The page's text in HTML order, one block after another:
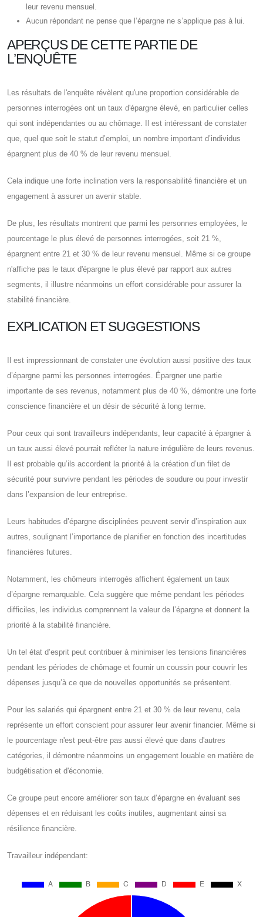
leur revenu mensuel.
Aucun répondant ne pense que l’épargne ne s’applique pas à lui.
APERÇUS DE CETTE PARTIE DE
L’ENQUÊTE
Les résultats de l'enquête révèlent qu'une proportion considérable de
personnes interrogées ont un taux d'épargne élevé, en particulier celles
qui sont indépendantes ou au chômage. Il est intéressant de constater
que, quel que soit le statut d’emploi, un nombre important d’individus
épargnent plus de 40 % de leur revenu mensuel.
Cela indique une forte inclination vers la responsabilité financière et un
engagement à assurer un avenir stable.
De plus, les résultats montrent que parmi les personnes employées, le
pourcentage le plus élevé de personnes interrogées, soit 21 %,
épargnent entre 21 et 30 % de leur revenu mensuel. Même si ce groupe
n'affiche pas le taux d'épargne le plus élevé par rapport aux autres
segments, il illustre néanmoins un effort considérable pour assurer la
stabilité financière.
EXPLICATION ET SUGGESTIONS
Il est impressionnant de constater une évolution aussi positive des taux
d’épargne parmi les personnes interrogées. Épargner une partie
importante de ses revenus, notamment plus de 40 %, démontre une forte
conscience financière et un désir de sécurité à long terme.
Pour ceux qui sont travailleurs indépendants, leur capacité à épargner à
un taux aussi élevé pourrait refléter la nature irrégulière de leurs revenus.
Il est probable qu’ils accordent la priorité à la création d’un filet de
sécurité pour survivre pendant les périodes de soudure ou pour investir
dans l’expansion de leur entreprise.
Leurs habitudes d’épargne disciplinées peuvent servir d’inspiration aux
autres, soulignant l’importance de planifier en fonction des incertitudes
financières futures.
Notamment, les chômeurs interrogés affichent également un taux
d’épargne remarquable. Cela suggère que même pendant les périodes
difficiles, les individus comprennent la valeur de l’épargne et donnent la
priorité à la stabilité financière.
Un tel état d’esprit peut contribuer à minimiser les tensions financières
pendant les périodes de chômage et fournir un coussin pour couvrir les
dépenses jusqu’à ce que de nouvelles opportunités se présentent.
Pour les salariés qui épargnent entre 21 et 30 % de leur revenu, cela
représente un effort conscient pour assurer leur avenir financier. Même si
le pourcentage n'est peut-être pas aussi élevé que dans d'autres
catégories, il démontre néanmoins un engagement louable en matière de
budgétisation et d'économie.
Ce groupe peut encore améliorer son taux d’épargne en évaluant ses
dépenses et en réduisant les coûts inutiles, augmentant ainsi sa
résilience financière.
Travailleur indépendant: